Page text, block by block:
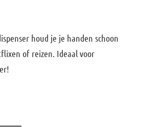
houd je je handen schoon
of reizen. Ideaal voor